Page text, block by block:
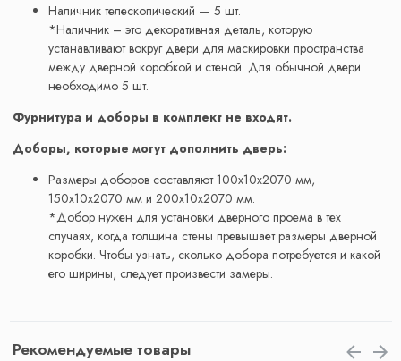
Наличник телескопический — 5 шт.
*Наличник – это декоративная деталь, которую
устанавливают вокруг двери для маскировки пространства
между дверной коробкой и стеной. Для обычной двери
необходимо 5 шт.
Фурнитура и доборы в комплект не входят.
Доборы, которые могут дополнить дверь:
Размеры доборов составляют 100x10x2070 мм,
150x10x2070 мм и 200x10x2070 мм.
*Добор нужен для установки дверного проема в тех
случаях, когда толщина стены превышает размеры дверной
коробки. Чтобы узнать, сколько добора потребуется и какой
его ширины, следует произвести замеры.
Рекомендуемые товары